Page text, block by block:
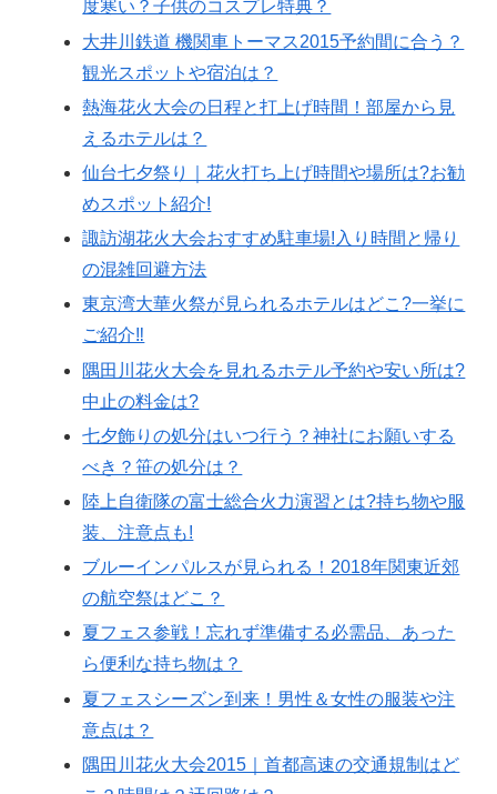
度寒い？子供のコスプレ特典？
大井川鉄道 機関車トーマス2015予約間に合う？
観光スポットや宿泊は？
熱海花火大会の日程と打上げ時間！部屋から見
えるホテルは？
仙台七夕祭り｜花火打ち上げ時間や場所は?お勧
めスポット紹介!
諏訪湖花火大会おすすめ駐車場!入り時間と帰り
の混雑回避方法
東京湾大華火祭が見られるホテルはどこ?一挙に
ご紹介‼︎
隅田川花火大会を見れるホテル予約や安い所は?
中止の料金は?
七夕飾りの処分はいつ行う？神社にお願いする
べき？笹の処分は？
陸上自衛隊の富士総合火力演習とは?持ち物や服
装、注意点も!
ブルーインパルスが見られる！2018年関東近郊
の航空祭はどこ？
夏フェス参戦！忘れず準備する必需品、あった
ら便利な持ち物は？
夏フェスシーズン到来！男性＆女性の服装や注
意点は？
隅田川花火大会2015｜首都高速の交通規制はど